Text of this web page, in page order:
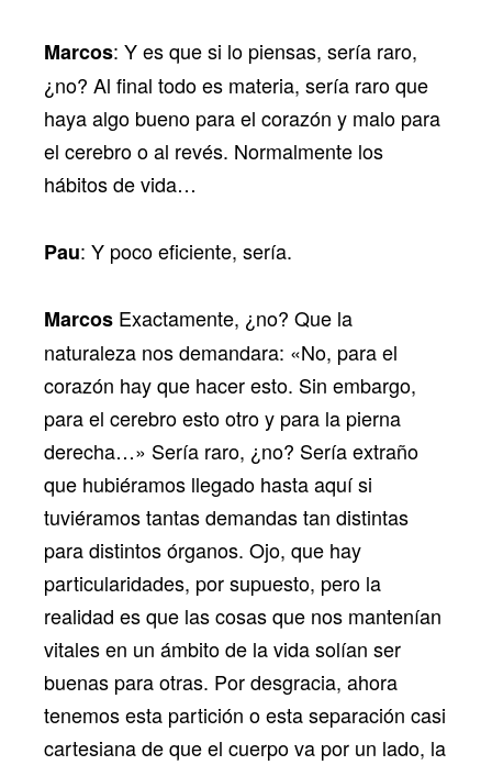
Marcos: Y es que si lo piensas, sería raro,
¿no? Al final todo es materia, sería raro que
haya algo bueno para el corazón y malo para
el cerebro o al revés. Normalmente los
hábitos de vida…
Pau: Y poco eficiente, sería.
Marcos Exactamente, ¿no? Que la
naturaleza nos demandara: «No, para el
corazón hay que hacer esto. Sin embargo,
para el cerebro esto otro y para la pierna
derecha…» Sería raro, ¿no? Sería extraño
que hubiéramos llegado hasta aquí si
tuviéramos tantas demandas tan distintas
para distintos órganos. Ojo, que hay
particularidades, por supuesto, pero la
realidad es que las cosas que nos mantenían
vitales en un ámbito de la vida solían ser
buenas para otras. Por desgracia, ahora
tenemos esta partición o esta separación casi
cartesiana de que el cuerpo va por un lado, la